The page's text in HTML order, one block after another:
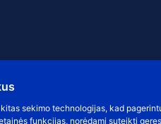
sekimo technologijas, kad
funkcijas, norėdami suteikti